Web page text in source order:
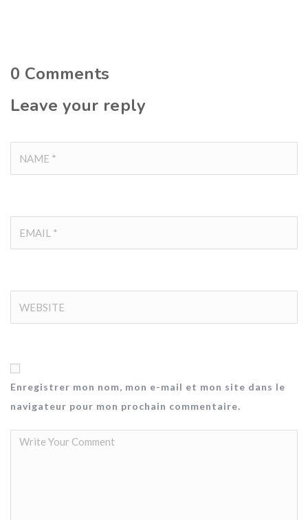
0 Comments
Leave your reply
Enregistrer mon nom, mon e-mail et mon site dans le
navigateur pour mon prochain commentaire.